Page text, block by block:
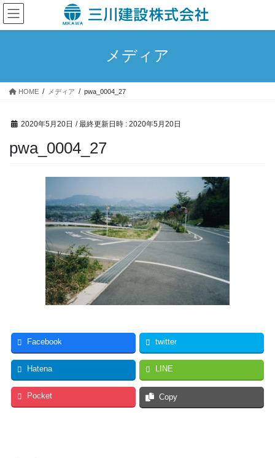
コ
ン
テ
ス
ナ
ビ
ゲ
ン
メディア
HOME メディア pwa_0004_27
2020年5月20日 / 最終更新日時 : 2020年5月20日
pwa_0004_27
Facebook twitter
Hatena LINE
Pocket Copy